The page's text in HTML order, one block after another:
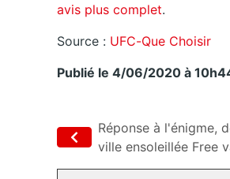
avis plus complet.
Source : UFC-Que Choisir
Publié le 4/06/2020 à
Réponse à l'énigme,
ville ensoleillée Free